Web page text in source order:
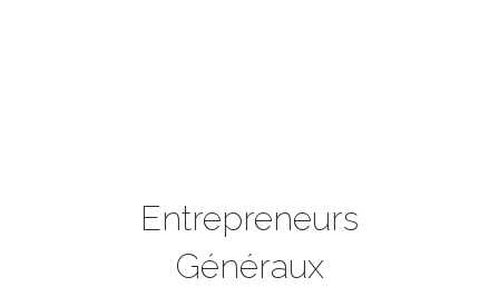
Entrepreneurs
Généraux